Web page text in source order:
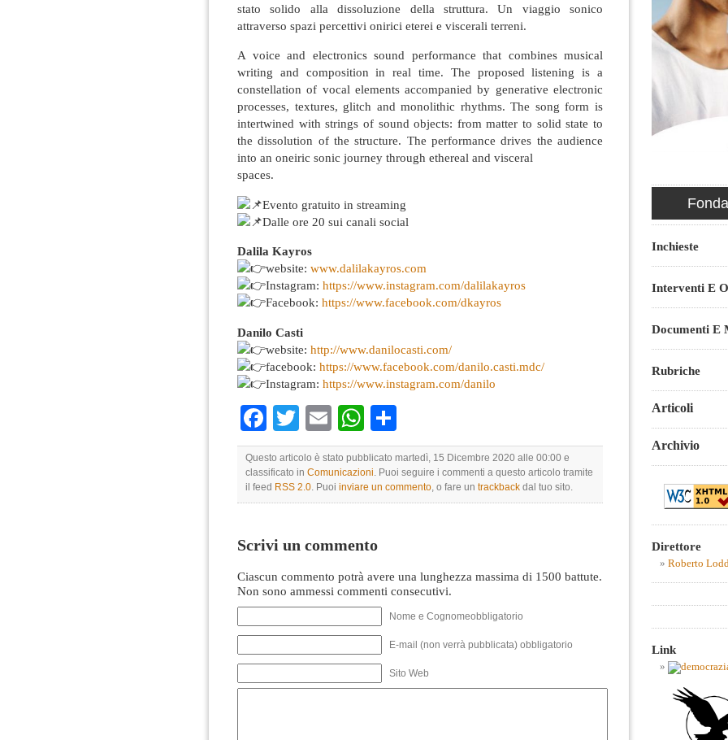
stato solido alla dissoluzione della struttura. Un viaggio sonico
attraverso spazi percettivi onirici eterei e viscerali terreni.
A voice and electronics sound performance that combines musical
writing and composition in real time. The proposed listening is a
constellation of vocal elements accompanied by generative electronic
processes, textures, glitch and monolithic rhythms. The song form is
intertwined with strings of sound objects: from matter to solid state to
the dissolution of the structure. The performance drives the audience
into an oneiric sonic journey through ethereal and visceral
spaces.
Evento gratuito in streaming
Dalle ore 20 sui canali social
Dalila Kayros
website: www.dalilakayros.com
Instagram: https://www.instagram.com/dalilakayros
Facebook: https://www.facebook.com/dkayros
Danilo Casti
website: http://www.danilocasti.com/
facebook: https://www.facebook.com/danilo.casti.mdc/
Instagram: https://www.instagram.com/danilo
Facebook
TwitterEmailWhatsApp
Questo articolo è stato pubblicato martedì, 15 Dicembre 2020 alle 00:00 e
classificato in Comunicazioni . Puoi seguire i commenti a questo articolo tramite
il feed RSS 2.0 . Puoi inviare un commento , o fare un trackback dal tuo sito.
Scrivi un commento
Ciascun commento potrà avere una lunghezza massima di 1500 battute.
Non sono ammessi commenti consecutivi.
Nome e Cognomeobbligatorio
E-mail (non verrà pubblicata) obbligatorio
Sito Web
Inchieste
Interventi E
Documenti E
Rubriche
Articoli
Archivio
Direttore
Roberto
Link